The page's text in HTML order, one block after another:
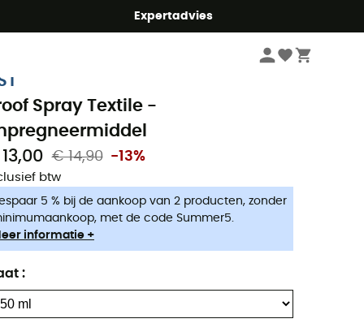
Expertadvies
Wandelaccessoires
Spray Textile -
€ 14,90 -13%
btw
5 % bij de aankoop van 2 producten, zonder
met de code Summer5.
informatie +
: